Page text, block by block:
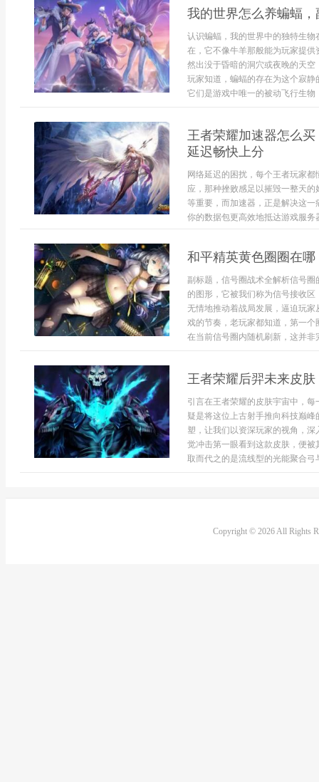
我的世界怎么养蝙蝠
认识蝙蝠，我的世界中的独特生
在，它不像牛羊那般能为玩家提
然出没于昏暗的洞穴或夜晚的天
玩家知道，蝙蝠的存在为这个寂
它们是游戏中唯一的被动飞行生
王者荣耀加速器怎么
延迟畅快上分
网络延迟的困扰，每个王者玩家
应，那种挫败感足以摧毁一整天
等重要，而加速器，正是解决这
你的数据包更高效地抵达游戏服务
和平精英黄色圈圈在
副标题，信号圈战术全解析信号
的图形，它被我们称为信号接收
无情地推动着战局发展，逼迫玩
戏的节奏，老玩家都知道，第一
在当前信号圈内随机刷新，这并非
王者荣耀后羿未来皮
引言在王者荣耀的皮肤宇宙中，
疑是将这位上古射手推向科技巅
塑，让我们以资深玩家的视角，
觉冲击第一眼看到这款皮肤，便
取而代之的是流线型的光能聚合弓
Copyright © 2026 All Rights